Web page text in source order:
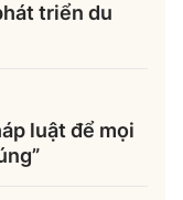
triển du
luật để mọi